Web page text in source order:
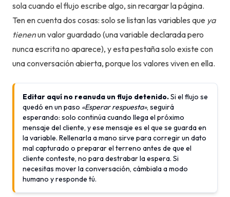
sola cuando el flujo escribe algo, sin recargar la página.
Ten en cuenta dos cosas: solo se listan las variables que ya
tienenun valor guardado (una variable declarada pero
nunca escrita no aparece), y esta pestaña solo existe con
una conversación abierta, porque los valores viven en ella.
Editar aquí no reanuda un flujo detenido.Si el flujo se
quedó en un paso «Esperar respuesta», seguirá
esperando: solo continúa cuando llega el próximo
mensaje del cliente, y ese mensaje es el que se guarda en
la variable. Rellenarla a mano sirve para corregir un dato
mal capturado o preparar el terreno antes de que el
cliente conteste, no para destrabar la espera. Si
necesitas mover la conversación, cámbiala a modo
humano y responde tú.